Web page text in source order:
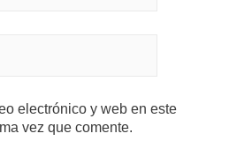
electrónico y web en este
vez que comente.